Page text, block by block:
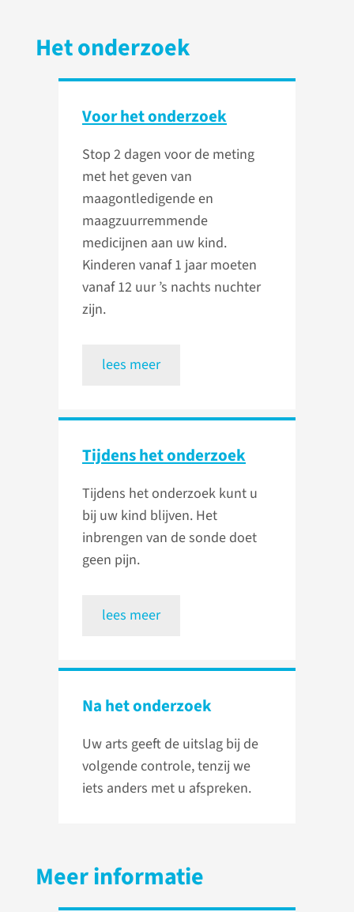
Het onderzoek
Voor het onderzoek
Stop 2 dagen voor de meting
met het geven van
maagontledigende en
maagzuurremmende
medicijnen aan uw kind.
Kinderen vanaf 1 jaar moeten
vanaf 12 uur ’s nachts nuchter
zijn.
lees meer
Tijdens het onderzoek
Tijdens het onderzoek kunt u
bij uw kind blijven. Het
inbrengen van de sonde doet
geen pijn.
lees meer
Na het onderzoek
Uw arts geeft de uitslag bij de
volgende controle, tenzij we
iets anders met u afspreken.
Meer informatie